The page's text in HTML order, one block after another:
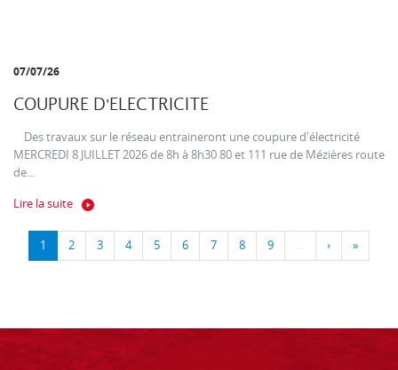
07/07/26
COUPURE D'ELECTRICITE
Des travaux sur le réseau entraineront une coupure d'électricité
MERCREDI 8 JUILLET 2026 de 8h à 8h30 80 et 111 rue de Mézières route
de...
Lire la suite
1 2 3 4 5 6 7 8 9 … › »